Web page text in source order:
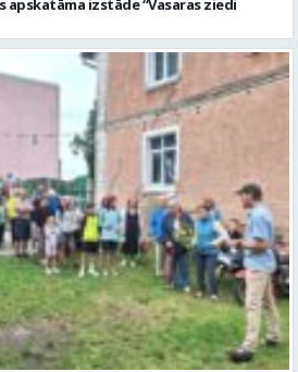
sākas ar Krāču kakta svētkiem